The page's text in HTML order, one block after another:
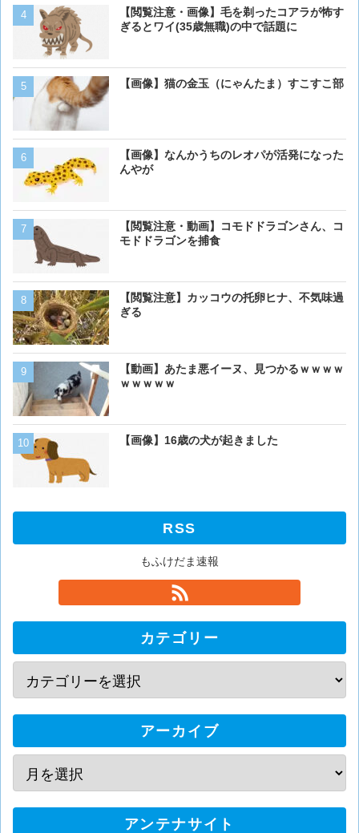
【閲覧注意・画像】毛を剃ったコアラが怖す
ぎるとワイ(35歳無職)の中で話題に
【画像】猫の金玉（にゃんたま）すこすこ部
【画像】なんかうちのレオパが活発になった
んやが
【閲覧注意・動画】コモドドラゴンさん、コ
モドドラゴンを捕食
【閲覧注意】カッコウの托卵ヒナ、不気味過
ぎる
【動画】あたま悪イーヌ、見つかるｗｗｗｗ
ｗｗｗｗｗ
【画像】16歳の犬が起きました
【画像】イギリスのロッコ
のに岩扱い
【画像大量！】イッヌさん
【画像】 アメリカのケー
【動画】虎さん、飼い慣
を失う
【動画】男性、ロバにちょ
ベーリング海のカニ漁「月
【動画】ワニ、歩く
RSS
もふけだま速報
カテゴリー
アーカイブ
アンテナサイト